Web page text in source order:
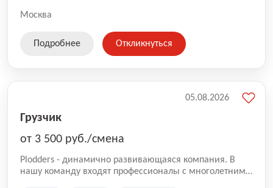
Москва
Подробнее Откликнуться
Грузчик
от 3 500 руб./смена
Plodders - динамично развивающаяся компания. В
нашу команду входят профессионалы с многолетним
05.08.2026